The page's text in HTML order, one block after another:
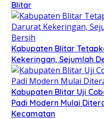
Blitar
Kabupaten Blitar
Kekeringan, Sejumlah
Kabupaten Blitar Uji
Padi Modern Mulai
Kecamatan